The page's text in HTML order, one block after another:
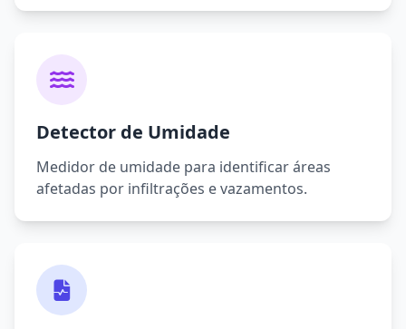
Detector de Umidade
Medidor de umidade para identificar áreas
afetadas por infiltrações e vazamentos.